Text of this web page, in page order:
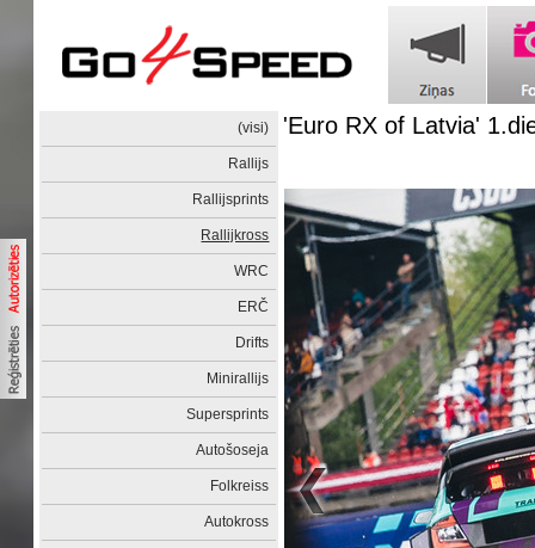
(visi)
Rallijs
Rallijsprints
Rallijkross
WRC
ERČ
Drifts
Minirallijs
Supersprints
Autošoseja
Folkreiss
Autokross
'Euro RX of Latvia'